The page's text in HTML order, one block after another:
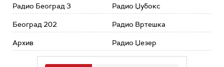
Радио Београд 3
Београд 202
Архив
Радио Џубокс
Радио Вртешка
Радио Џезер